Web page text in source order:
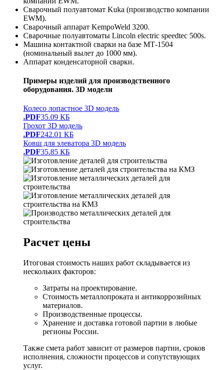
Сварочный полуавтомат Kuka (производство компании
EWM).
Сварочный аппарат KempoWeld 3200.
Сварочные полуавтоматы Lincoln electric speedtec 500s.
Машина контактной сварки на базе МТ-1504
(номинальный вылет до 1000 мм).
Аппарат конденсаторной сварки.
Примеры изделий для производственного
оборудования. 3D модели
Колесо лопастное 3D модель
.PDF35.09 КБ
Грохот 3D модель
.PDF242.01 КБ
Ковш для элеватора 3D модель
.PDF35.85 КБ
Расчет цены
Итоговая стоимость наших работ складывается из
нескольких факторов:
Затраты на проектирование.
Стоимость металлопроката и антикоррозийных
материалов.
Производственные процессы.
Хранение и доставка готовой партии в любые
регионы России.
Также смета работ зависит от размеров партии, сроков
исполнения, сложности процессов и сопутствующих
услуг.